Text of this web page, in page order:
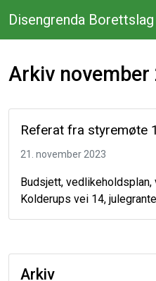
Disengrenda Borettslag
Arkiv november
Referat fra styremøte
21. november 2023
Budsjett,
Kolderups vei 14,
Arkiv